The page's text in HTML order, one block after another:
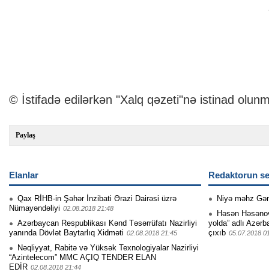
© İstifadə edilərkən "Xalq qəzeti"nə istinad
Paylaş
Elanlar
Qax RİHB-in Şəhər İnzibati Ərazi Dairəsi üzrə
Nümayəndəliyi 02.08.2018 21:48
Azərbaycan Respublikası Kənd Təsərrüfatı Nazirliyi
yanında Dövlət Baytarlıq Xidməti 02.08.2018 21:45
Nəqliyyat, Rabitə və Yüksək Texnologiyalar Nazirliyi
“Azintelecom” MMC AÇIQ TENDER ELAN
EDİR 02.08.2018 21:44
Redaktorun
Niyə məhz
Həsən
yolda” adlı
çıxıb 05.07.2018